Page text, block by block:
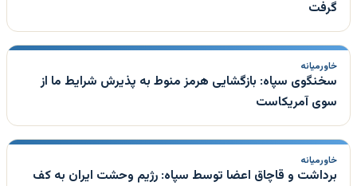
گرفت
خاورمیانه
سخنگوی سپاه: بازگشایی هرمز منوط به پذیرش شرایط ما از
سوی آمریکاست
خاورمیانه
برداشت و قاچاق اعضا توسط سپاه: رژیم وحشت ایران به کف